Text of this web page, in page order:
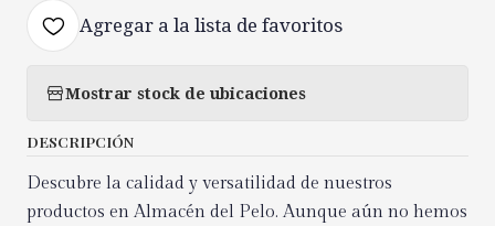
Agregar a la lista de favoritos
Mostrar stock de ubicaciones
DESCRIPCIÓN
Descubre la calidad y versatilidad de nuestros
productos en Almacén del Pelo. Aunque aún no hemos